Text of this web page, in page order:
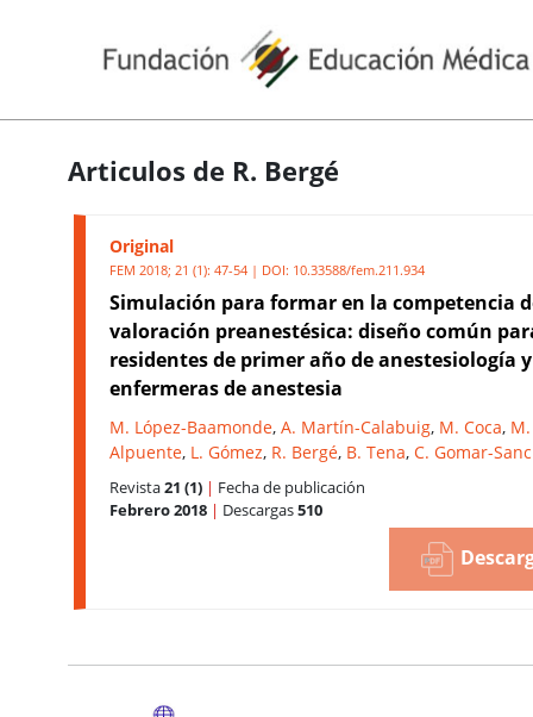
Articulos de R. Bergé
Original
FEM 2018; 21 (1): 47-54 | DOI: 10.33588/fem.211.934
Simulación para formar en la competencia
valoración preanestésica: diseño común
residentes de primer año de anestesiología y
enfermeras de anestesia
M. López-Baamonde, A. Martín-Calabuig, M. Coca,
Alpuente, L. Gómez, R. Bergé, B. Tena, C. Gomar-
Revista21 (1) | Fecha de publicación
Febrero 2018 | Descargas510